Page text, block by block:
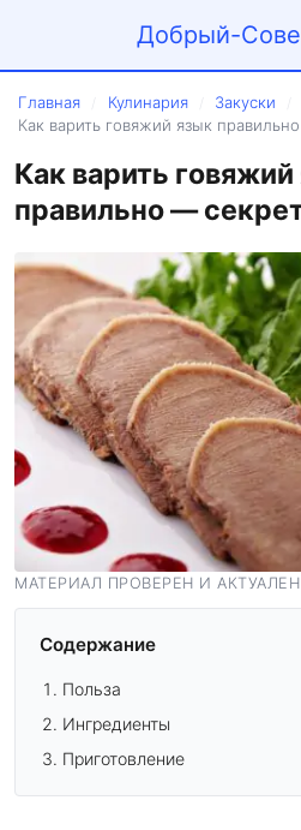
Добрый-
Главная Кулинария Закуски
Как варить говяжий язык
Как варить
правильно —
МАТЕРИАЛ ПРОВЕРЕН И
Содержание
Польза
Ингредиенты
Приготовление